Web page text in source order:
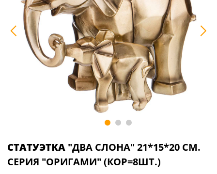
СТАТУЭТКА "ДВА СЛОНА" 21*15*20 СМ.
СЕРИЯ "ОРИГАМИ" (КОР=8ШТ.)